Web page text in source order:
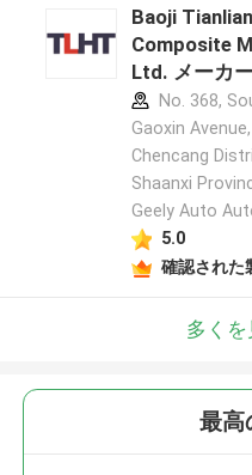
Baoji
Composite
Ltd. メーカ
No. 368,
Gaoxin
Chencang
Shaanxi
Geely Auto
5.0
確認された
多く
最高